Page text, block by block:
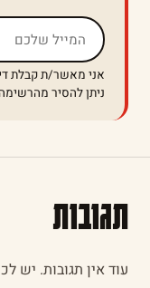
אל תמלאו שדה
אני מאשר/ת קבלת
ניתן להסיר
תגובות
עוד אין תגובות. יש